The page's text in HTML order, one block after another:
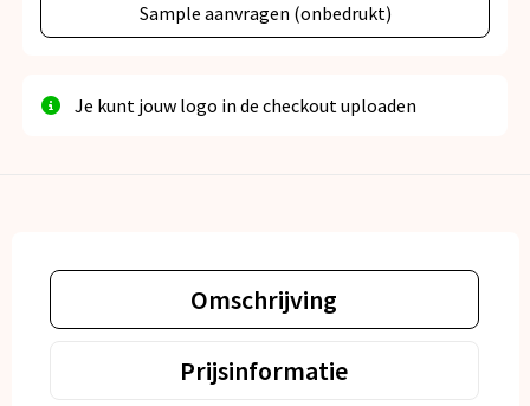
Sample aanvragen (onbedrukt)
Je kunt jouw logo in de checkout uploaden
Omschrijving
Prijsinformatie